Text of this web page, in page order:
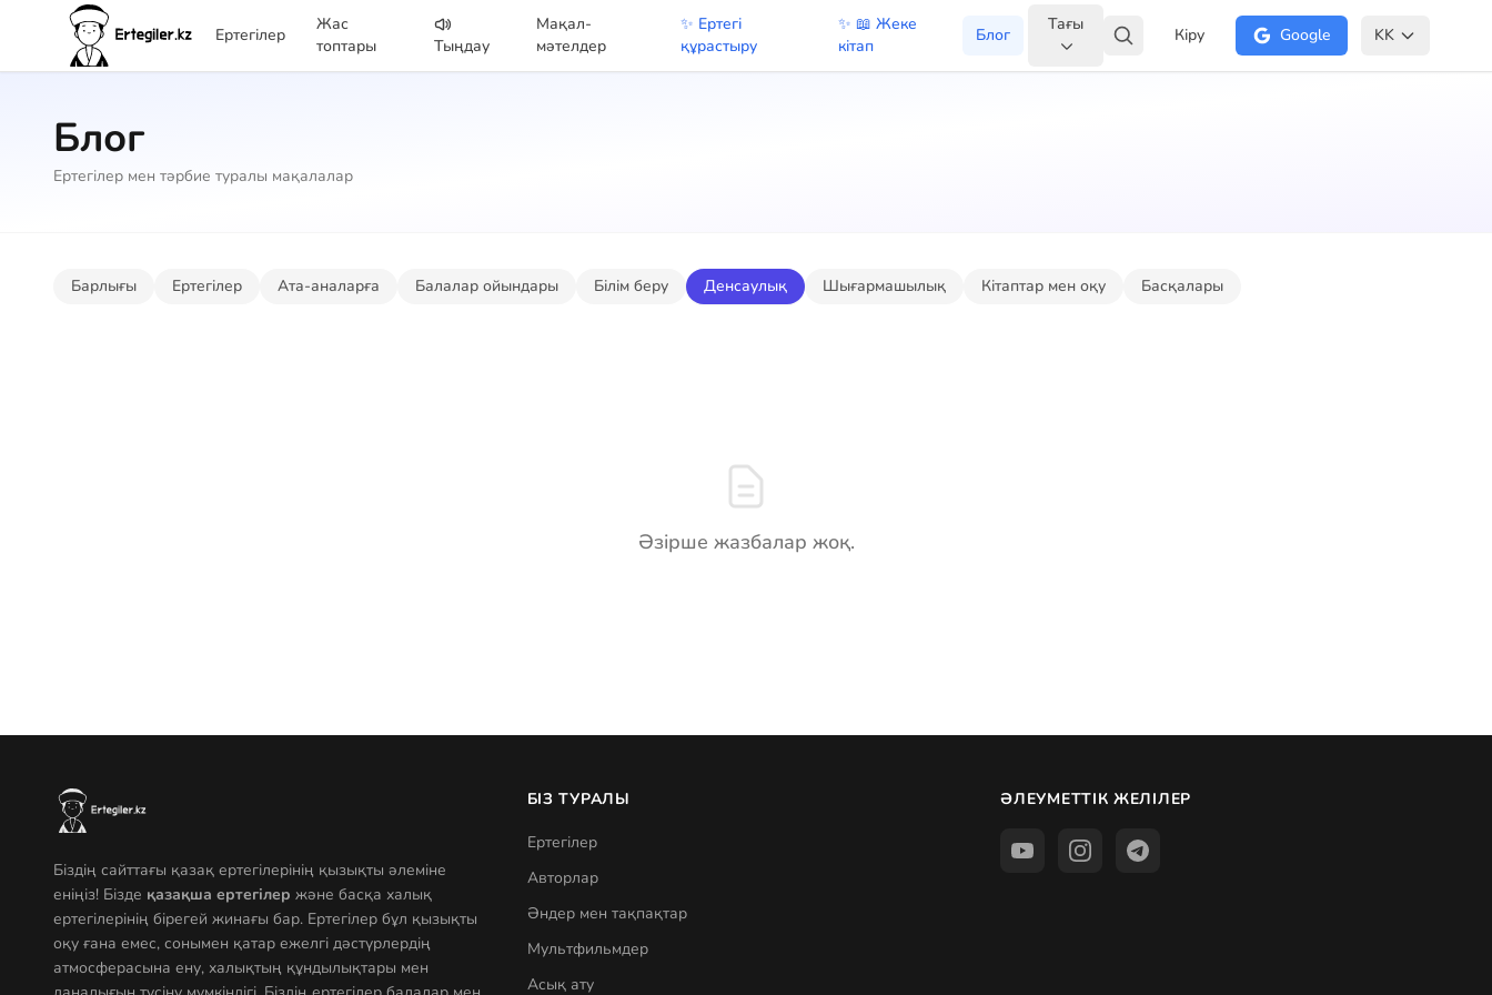
Ертегілер
Жас
топтары
Тыңдау
Мақал-
мәтелдер
✨ Ертегі
құрастыру
✨ 📖 Жеке
кітап
Блог
Тағы
Кіру Google KK
Блог
Ертегілер мен тәрбие туралы мақалалар
Барлығы Ертегілер Ата-аналарға Балалар ойындары Білім беру Денсаулық Шығармашылық Кітаптар мен оқу Басқалары
Әзірше жазбалар жоқ.
Біздің сайттағы қазақ ертегілерінің қызықты әлеміне
еніңіз! Бізде қазақша ертегілер және басқа халық
ертегілерінің бірегей жинағы бар. Ертегілер бұл қызықты
оқу ғана емес, сонымен қатар ежелгі дәстүрлердің
атмосферасына ену, халықтың құндылықтары мен
БІЗ ТУРАЛЫ
Ертегілер
Авторлар
Әндер мен тақпақтар
Мультфильмдер
Асық ату
ӘЛЕУМЕТТІК ЖЕЛІЛЕР